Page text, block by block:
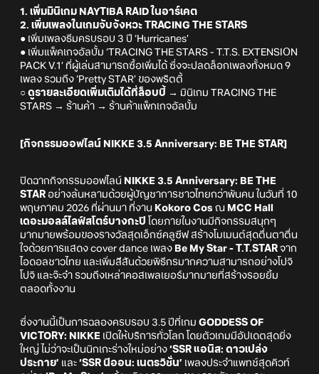
1. เพิ่มมินิเกม NAYTIBA RAID ในอาร์เคต
2. เพิ่มเพลงในเกมจับจังหวะ TRACING THE STARS
● เพิ่มเพลงธีมครบรอบ 3 ปี ‘Hurricanes’
● เพิ่มแพ็คเกจอัลบั้ม ‘TRACING THE STARS - T.T.S. EXTENSION
PACK V.1’ ที่ผู้เล่นสามารถซื้อเพิ่มได้ ซึ่งจะปลดล็อกเพลงทั้งหมด 9
เพลง รวมถึง ‘Pretty STAR’ ของพริตตี้
○ ดูรายละเอียดเพิ่มเติมได้ที่ล็อบบี้ → มินิเกม TRACING THE
STARS → ร้านค้า → ร้านค้าแพ็กเกจอัลบั้ม
[กิจกรรมออฟไลน์ NIKKE 3.5 Anniversary: BE THE STAR]
ปิดฉากกิจกรรมออฟไลน์ NIKKE 3.5 Anniversary: BE THE
STAR อย่างล้นหลามด้วยผู้บัญชาการชาวไทยกว่าพันคน ในวันที่ 10
พฤษภาคม 2026 ที่ผ่านมา ที่งาน Kokoro Cos ณ MCC Hall
เดอะมอลล์ไลฟ์สโตร์บางกะปิ โดยภายในงานมีกิจกรรมสนุกๆ
มากมายพร้อมของรางวัลสุดเอ็กซ์คลูซีฟ สร้างโมเมนต์สุดตื่นตาตื่น
ใจด้วยการแสดง cover dance เพลง Be My Star - T.T.STAR จาก
ไอดอลชาวไทย และเพิ่มสีสันด้วยพิธีกรมากความสามารถอย่างโปจิ
โปจิ และจ๊ะจ๋า รวมถึงเหล่าคอสเพลเยอร์มากมายที่สร้างรอยยิ้ม
ตลอดทั้งงาน
ซึ่งงานนี้เป็นการฉลองครบรอบ 3.5 ปีที่เกม GODDESS OF
VICTORY: NIKKE เปิดให้บริการทั่วโลก โดยตัวเกมมีอัปเดตสุดยิ่ง
ใหญ่ ไม่ว่าจะเป็นนิกเกะร่างใหม่อย่าง ‘SSR แอนิส: ดาวเปล่ง
ประกาย’ และ ‘SSR นีออน: เนตรวิชั่น’ เพลงประจำแพทช์สุดคิวท์